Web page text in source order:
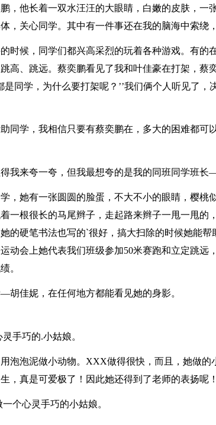
，他长着一双水汪汪的大眼睛，白嫩的皮肤，一
，关心同学。其中有一件事还在我的脑海中索绕
时候，同学们都兴高采烈的玩着各种游戏。有的
高、跳远。蔡奕鹏看见了我和叶佳豪在打架，蔡
同学，为什么要打架呢？’’我们俩个人听见了，
同学，我相信只要有蔡奕鹏在，多大的困难都可以
我来夸一夸，但我最想夸的是我的同班同学班长—
，她有一张圆圆的脸蛋，不大不小的眼睛，樱桃
一根很长的马尾辫子，走起路来辫子一甩一甩的
的硬笔书法也写的`很好，搞大扫除的时候她能帮
动会上她代表我们班级参加50米赛跑和立定跳远
。
胡佳妮，在任何地方都能看见她的身影。
手巧的.小姑娘。
泡泡泥做小动物。XXX做得很快，而且，她做的
，真是可爱极了！因此她还得到了老师的表扬呢！
个心灵手巧的小姑娘。